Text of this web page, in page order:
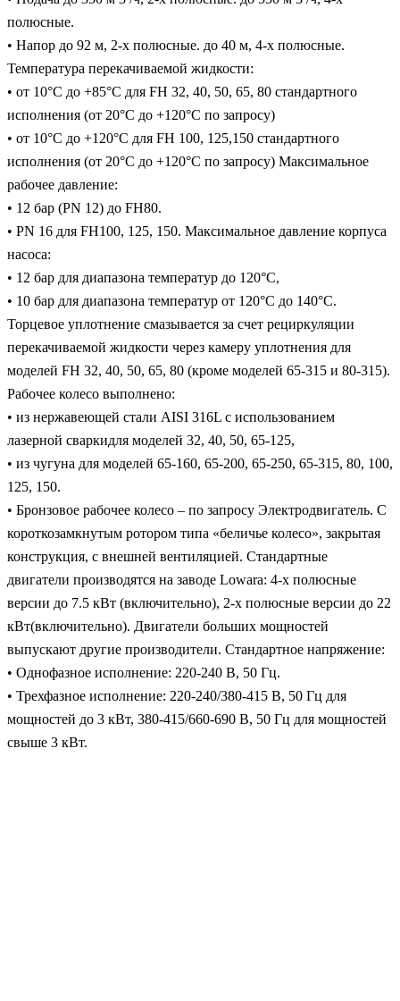
полюсные.
• Напор до 92 м, 2-х полюсные. до 40 м, 4-х полюсные.
Температура перекачиваемой жидкости:
• от 10°C до +85°C для FH 32, 40, 50, 65, 80 стандартного
исполнения (от 20°C до +120°C по запросу)
• от 10°C до +120°C для FH 100, 125,150 стандартного
исполнения (от 20°C до +120°C по запросу) Максимальное
рабочее давление:
• 12 бар (PN 12) до FH80.
• PN 16 для FH100, 125, 150. Максимальное давление корпуса
насоса:
• 12 бар для диапазона температур до 120°C,
• 10 бар для диапазона температур от 120°C до 140°C.
Торцевое уплотнение смазывается за счет рециркуляции
перекачиваемой жидкости через камеру уплотнения для
моделей FH 32, 40, 50, 65, 80 (кроме моделей 65-315 и 80-315).
Рабочее колесо выполнено:
• из нержавеющей стали AISI 316L с использованием
лазерной сваркидля моделей 32, 40, 50, 65-125,
• из чугуна для моделей 65-160, 65-200, 65-250, 65-315, 80, 100,
125, 150.
• Бронзовое рабочее колесо – по запросу Электродвигатель. С
короткозамкнутым ротором типа «беличье колесо», закрытая
конструкция, с внешней вентиляцией. Стандартные
двигатели производятся на заводе Lowara: 4-х полюсные
версии до 7.5 кВт (включительно), 2-х полюсные версии до 22
кВт(включительно). Двигатели больших мощностей
выпускают другие производители. Стандартное напряжение:
• Однофазное исполнение: 220-240 В, 50 Гц.
• Трехфазное исполнение: 220-240/380-415 В, 50 Гц для
мощностей до 3 кВт, 380-415/660-690 В, 50 Гц для мощностей
свыше 3 кВт.